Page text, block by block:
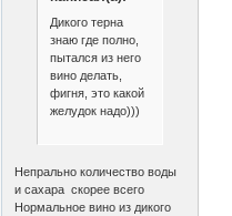
Дикого терна
знаю где полно,
пытался из него
вино делать,
фигня, это какой
желудок надо)))
Непрально количество воды
и сахара скорее всего
Нормальное вино из дикого